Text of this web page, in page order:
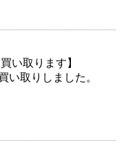
い取ります】
い取りしました。